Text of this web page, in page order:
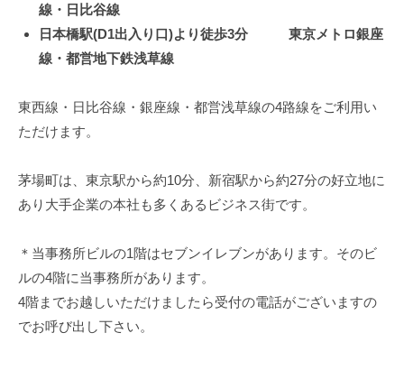
瀬
弘
線・日比谷線
日本橋駅(D1出入り口)より徒歩3分 東京メトロ銀座
線・都営地下鉄浅草線
東西線・日比谷線・銀座線・都営浅草線の4路線をご利用い
ただけます。
茅場町は、東京駅から約10分、新宿駅から約27分の好立地に
あり大手企業の本社も多くあるビジネス街です。
＊当事務所ビルの1階はセブンイレブンがあります。そのビ
ルの4階に当事務所があります。
4階までお越しいただけましたら受付の電話がございますの
でお呼び出し下さい。